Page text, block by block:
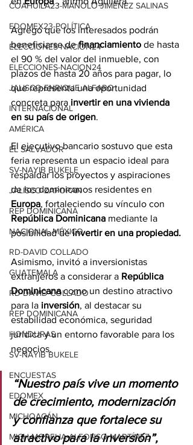
COAHUILA23-MANOLO JIMÉNEZ SALINAS
EDOMEX23-POLÍTICA
ELECCIONES-NACION24
ELECCIONES-NACION24
JALISCO-ENRIQUE ALFARO
INTERNACIONAL
AMÉRICA
EL SALVADOR
SV-NAYIB BUKELE
JALISCO-ZAPOPAN
REP DOMINICANA
NACIONAL MÉXICO
RD-DAVID COLLADO
GUATEMALA
RD-DAVID COLLADO
REP DOMINICANA
HONDURAS
SV-NAYIB BUKELE
ENCUESTAS
EDOMEX
MICHOACÁN
MICH-MORELIA-ALFONSO MARTÍNEZ
Agregó que los interesados podrán
beneficiarse de financiamiento de hasta
el 90 % del valor del inmueble, con
plazos de hasta 20 años para pagar, lo
que representa una oportunidad
concreta para invertir en una vivienda
en su país de origen.
El ejecutivo bancario sostuvo que esta
feria representa un espacio ideal para
respaldar los proyectos y aspiraciones
de los dominicanos residentes en
Europa, fortaleciendo su vínculo con
República Dominicana mediante la
posibilidad de invertir en una propiedad.
Asimismo, invitó a inversionistas
extranjeros a considerar a República
Dominicana como un destino atractivo
para la inversión, al destacar su
estabilidad económica, seguridad
jurídica y un entorno favorable para los
negocios.
“Nuestro país vive un momento
de crecimiento, modernización
y confianza que fortalece su
atractivo para la inversión”,